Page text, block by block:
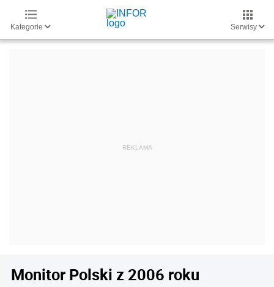
Kategorie Serwisy
Monitor Polski z 2006 roku